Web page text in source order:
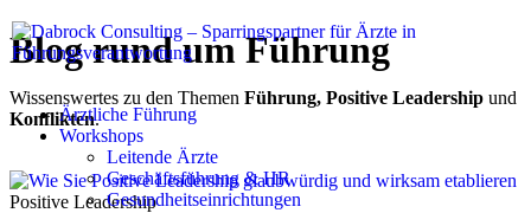
Ärztliche Führung
Workshops
Leitende Ärzte
Geschäftsführung & HR
Gesundheitseinrichtungen
Blog rund um Führung
Wissenswertes zu den Themen Führung, Positive Leadership und
Konflikten.
Positive Leadership